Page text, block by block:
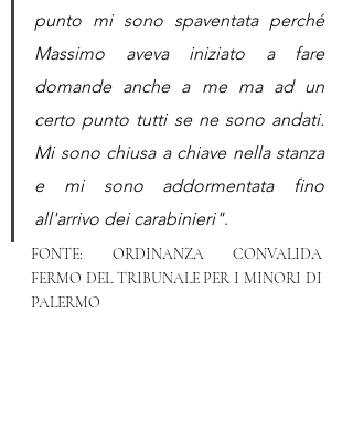
punto mi sono spaventata perché
Massimo aveva iniziato a fare
domande anche a me ma ad un
certo punto tutti se ne sono andati.
Mi sono chiusa a chiave nella stanza
e mi sono addormentata fino
all'arrivo dei carabinieri".
FONTE: ORDINANZA CONVALIDA
FERMO DEL TRIBUNALE PER I MINORI DI
PALERMO